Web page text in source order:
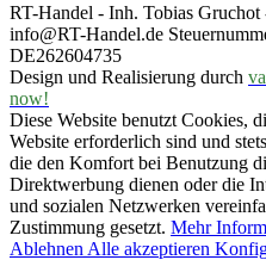
RT-Handel - Inh. Tobias
info@RT-Handel.de
DE262604735
Design und Realisierung durch
now!
Diese Website benutzt Cookies,
Website erforderlich sind und
die den Komfort bei Benutzung
Direktwerbung dienen oder die
und sozialen Netzwerken
Zustimmung gesetzt. Mehr
Ablehnen Alle akzeptieren